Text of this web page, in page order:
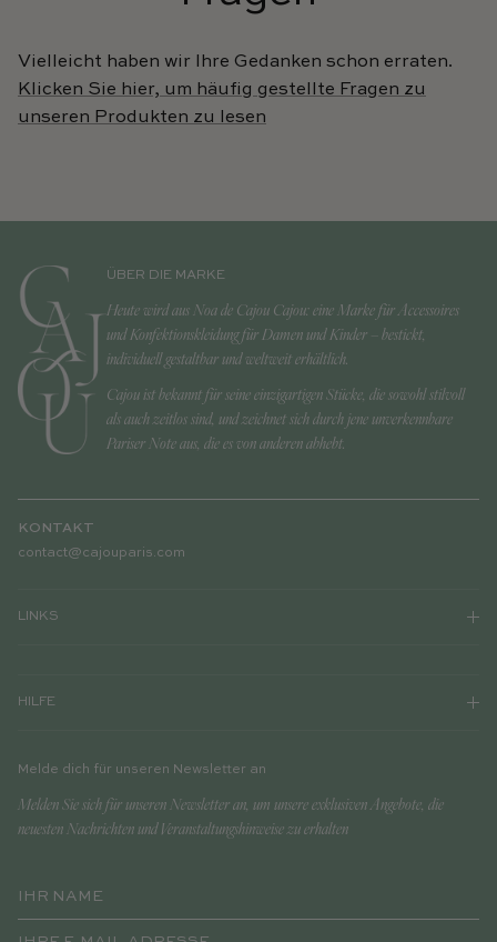
Vielleicht haben wir Ihre Gedanken schon erraten.
Klicken Sie hier, um häufig gestellte Fragen zu
unseren Produkten zu lesen
ÜBER DIE MARKE
Heute wird aus Noa de Cajou Cajou: eine Marke für Accessoires
und Konfektionskleidung für Damen und Kinder – bestickt,
individuell gestaltbar und weltweit erhältlich.
Cajou ist bekannt für seine einzigartigen Stücke, die sowohl stilvoll
als auch zeitlos sind, und zeichnet sich durch jene unverkennbare
Pariser Note aus, die es von anderen abhebt.
KONTAKT
contact@cajouparis.com
LINKS
HILFE
Melde dich für unseren Newsletter an
Melden Sie sich für unseren Newsletter an, um unsere exklusiven Angebote, die
neuesten Nachrichten und Veranstaltungshinweise zu erhalten